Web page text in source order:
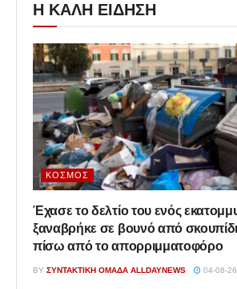
Η ΚΑΛΗ ΕΙΔΗΣΗ
ΚΌΣΜΟΣ
Έχασε το δελτίο του ενός
ξαναβρήκε σε βουνό από
πίσω από το απορριμματοφόρο
BY ΣΥΝΤΑΚΤΙΚΉ ΟΜΆΔΑ ALLDAYNEWS 04-08-